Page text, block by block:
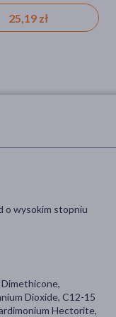
42,09 zł
36,59 zł
25,19 zł
o wysokim stopniu
Dioxide, C12-15
Hectorite,